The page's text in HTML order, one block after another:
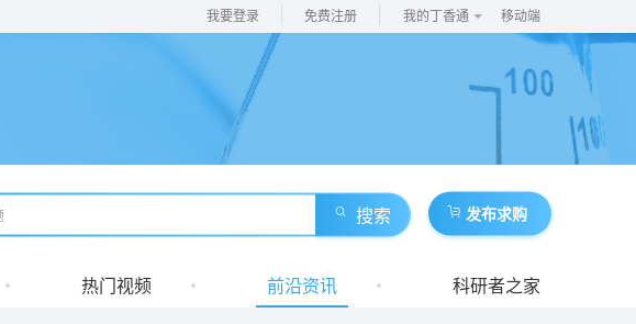
我要登录 免费注册 我的丁香通 移动端
搜索 发布求购
热门视频 前沿资讯 科研者之家